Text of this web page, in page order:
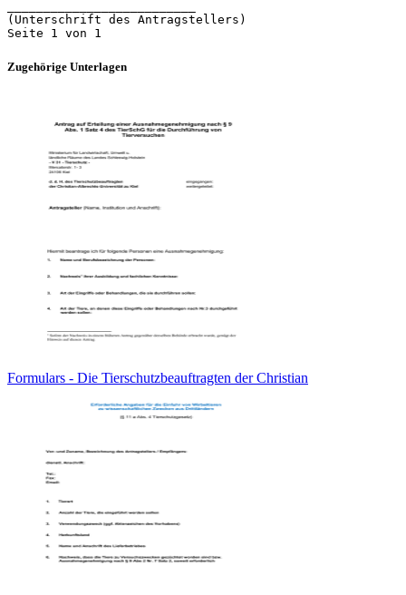
(Unterschrift des Antragstellers)
Zugehörige Unterlagen
Formulars - Die Tierschutzbeauftragten der Christian